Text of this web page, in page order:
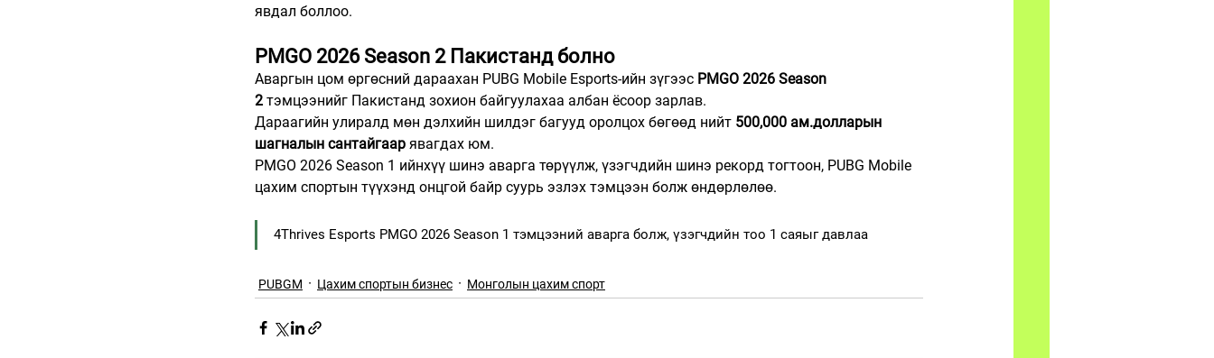
явдал боллоо.
PMGO 2026 Season 2 Пакистанд болно
Аваргын цом өргөсний дараахан PUBG Mobile Esports-ийн зүгээс PMGO 2026 Season
2 тэмцээнийг Пакистанд зохион байгуулахаа албан ёсоор зарлав.
Дараагийн улиралд мөн дэлхийн шилдэг багууд оролцох бөгөөд нийт 500,000 ам.долларын
шагналын сантайгаар явагдах юм.
PMGO 2026 Season 1 ийнхүү шинэ аварга төрүүлж, үзэгчдийн шинэ рекорд тогтоон, PUBG Mobile
цахим спортын түүхэнд онцгой байр суурь эзлэх тэмцээн болж өндөрлөлөө.
4Thrives Esports PMGO 2026 Season 1 тэмцээний аварга болж, үзэгчдийн тоо 1 саяыг давлаа
PUBGM Цахим спортын бизнес Монголын цахим спорт